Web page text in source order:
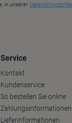
Service
Kontakt
Kundenservice
So bestellen Sie online
Zahlungsinformationen
Lieferinformationen